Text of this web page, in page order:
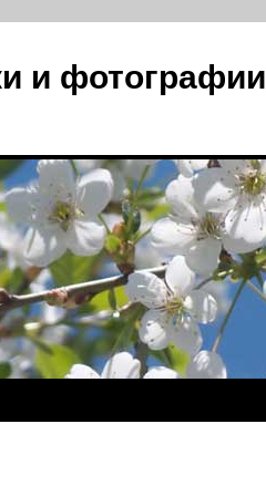
и фотографии